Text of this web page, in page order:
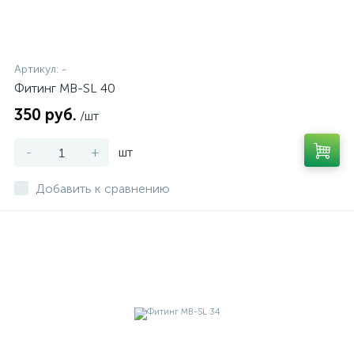
Артикул: -
Фитинг MB-SL 40
350 руб. /шт
- + шт
Добавить к сравнению